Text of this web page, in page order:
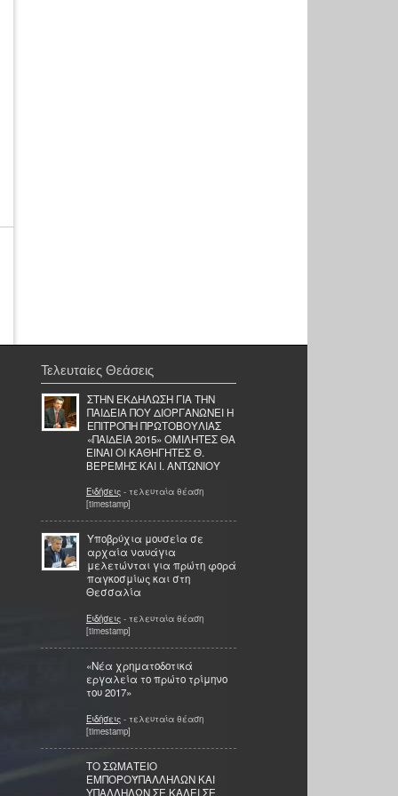
Τελευταίες Θεάσεις
ΣΤΗΝ ΕΚΔΗΛΩΣΗ ΓΙΑ ΤΗΝ
ΠΑΙΔΕΙΑ ΠΟΥ ΔΙΟΡΓΑΝΩΝΕΙ Η
ΕΠΙΤΡΟΠΗ ΠΡΩΤΟΒΟΥΛΙΑΣ
«ΠΑΙΔΕΙΑ 2015» ΟΜΙΛΗΤΕΣ ΘΑ
ΕΙΝΑΙ ΟΙ ΚΑΘΗΓΗΤΕΣ Θ.
ΒΕΡΕΜΗΣ ΚΑΙ Ι. ΑΝΤΩΝΙΟΥ
Ειδήσεις - τελευταία θέαση
[timestamp]
Υποβρύχια μουσεία σε
αρχαία ναυάγια
μελετώνται για πρώτη φορά
παγκοσμίως και στη
Θεσσαλία
Ειδήσεις - τελευταία θέαση
[timestamp]
«Νέα χρηματοδοτικά
εργαλεία το πρώτο τρίμηνο
του 2017»
Ειδήσεις - τελευταία θέαση
[timestamp]
ΤΟ ΣΩΜΑΤΕΙΟ
ΕΜΠΟΡΟΫΠΑΛΛΗΛΩΝ ΚΑΙ
ΥΠΑΛΛΗΛΩΝ ΣΕ ΚΑΛΕΙ ΣΕ